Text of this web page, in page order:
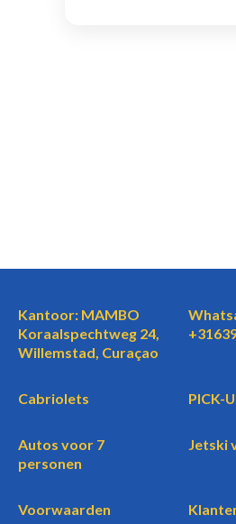
Kantoor: MAMBO
Koraalspechtweg 24,
Willemstad, Curaçao
Cabriolets PICK-
Autos voor 7
personen
Jetski
Voorwaarden